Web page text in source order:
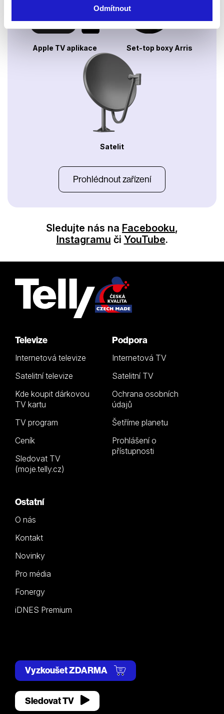
Odmítnout
Apple TV aplikace Set-top boxy Arris
Satelit
Prohlédnout zařízení
Sledujte nás na Facebooku,
Instagramu či YouTube.
Televize
Internetová televize
Satelitní televize
Kde koupit dárkovou
TV kartu
TV program
Ceník
Sledovat TV
(moje.telly.cz)
Podpora
Internetová TV
Satelitní TV
Ochrana osobních
údajů
Šetříme planetu
Prohlášení o
přístupnosti
Ostatní
O nás
Kontakt
Novinky
Pro média
Fonergy
iDNES Premium
Vyzkoušet ZDARMA
Sledovat TV